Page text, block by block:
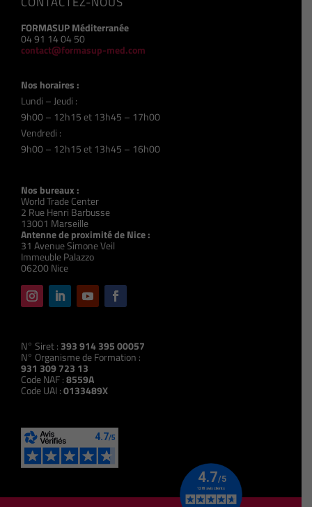
FORMASUP Méditerranée
04 91 14 04 50
contact@formasup-med.com
Nos horaires :
Lundi – Jeudi :
9h00 – 12h15 et 13h45 – 17h00
Vendredi :
9h00 – 12h15 et 13h45 – 16h00
Nos bureaux :
World Trade Center
2 Rue Henri Barbusse
13001 Marseille
Antenne de proximité de Nice :
31 Avenue Simone Veil
Immeuble Palazzo
06200 Nice
N° Siret : 393 914 395 00057
N° Organisme de Formation :
931 309 723 13
Code NAF :8559A
Code UAI :0133489X